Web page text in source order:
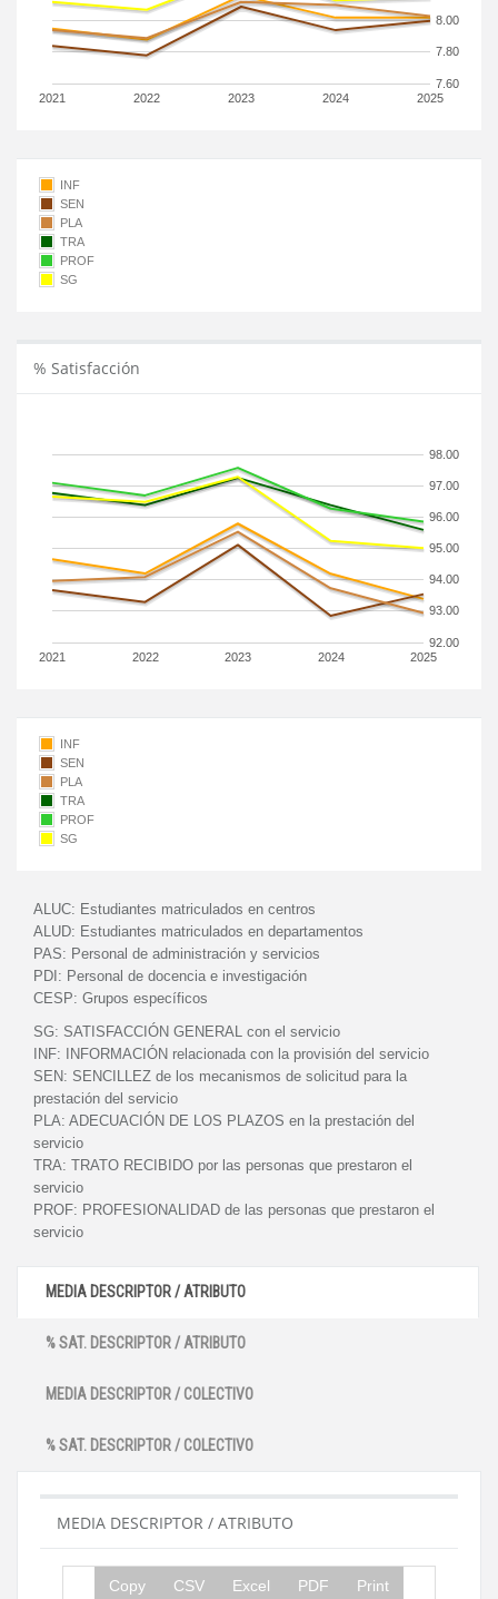
2021 2022 2023 2024 2025
7.60
7.80
8.00
INF
SEN
PLA
TRA
PROF
SG
% Satisfacción
2021 2022 2023 2024 2025
92.00
93.00
94.00
95.00
96.00
97.00
98.00
INF
SEN
PLA
TRA
PROF
SG
ALUC: Estudiantes matriculados en centros
ALUD: Estudiantes matriculados en departamentos
PAS: Personal de administración y servicios
PDI: Personal de docencia e investigación
CESP: Grupos específicos
SG: SATISFACCIÓN GENERAL con el servicio
INF:
INFORMACIÓN relacionada con la provisión del servicio
SEN: SENCILLEZ de los mecanismos de solicitud para la
prestación del servicio
PLA: ADECUACIÓN DE LOS PLAZOS en la prestación del
servicio
TRA: TRATO RECIBIDO por las personas que prestaron el
servicio
PROF: PROFESIONALIDAD de las personas que prestaron el
servicio
MEDIA DESCRIPTOR / ATRIBUTO
% SAT. DESCRIPTOR / ATRIBUTO
MEDIA DESCRIPTOR / COLECTIVO
% SAT. DESCRIPTOR / COLECTIVO
MEDIA DESCRIPTOR / ATRIBUTO
Copy CSV Excel PDF Print